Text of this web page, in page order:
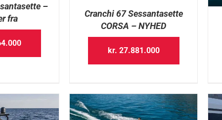
–
fra
Cranchi 67 Sessantasette
CORSA – NYHED
kr. 27.881.000